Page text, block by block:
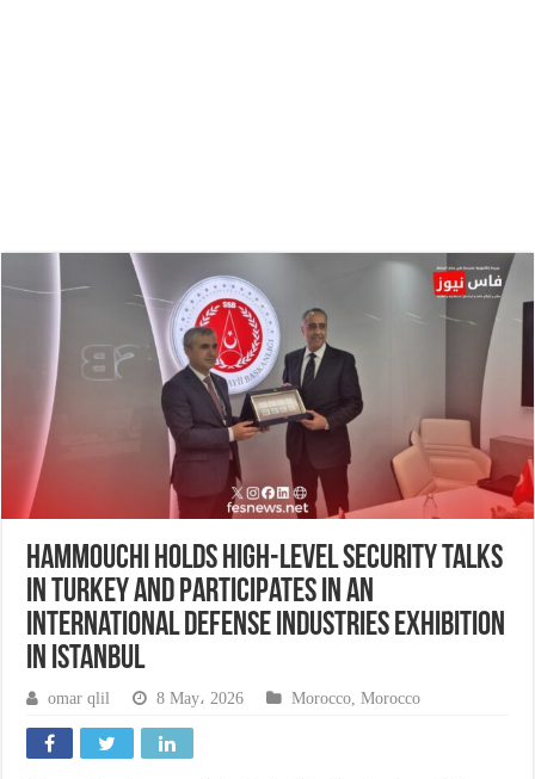
Hammouchi holds high-level security talks
in Turkey and participates in an
international defense industries exhibition
in Istanbul
omar qlil 8 May، 2026 Morocco ,Morocco